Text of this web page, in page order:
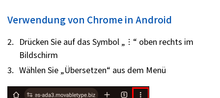
Verwendung von Chrome in Android
Drücken Sie auf das Symbol „︙“ oben rechts im
Bildschirm
Wählen Sie „Übersetzen“ aus dem Menü